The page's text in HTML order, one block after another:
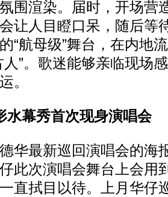
围渲染。届时，开场营
让人目瞪口呆，随后等
“航母级”舞台，在内地
人”。歌迷能够亲临现场
。
幕秀首次现身演唱会
最新巡回演唱会的海
此次演唱会舞台上会用
直拭目以待。上月华仔